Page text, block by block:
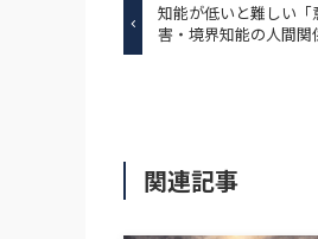
知能が低いと難しい
害・境界知能の人間関
関連記事